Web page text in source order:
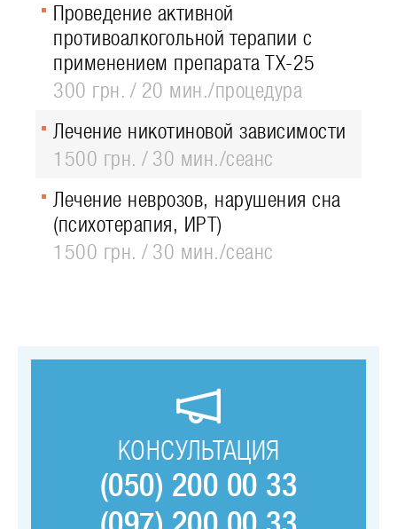
Проведение активной
противоалкогольной терапии с
применением препарата ТХ-25
300 грн.
20 мин./процедура
Лечение никотиновой зависимости
1500 грн.
30 мин./сеанс
Лечение неврозов, нарушения сна
(психотерапия, ИРТ)
1500 грн.
30 мин./сеанс
КОНСУЛЬТАЦИЯ
(050) 200 00 33